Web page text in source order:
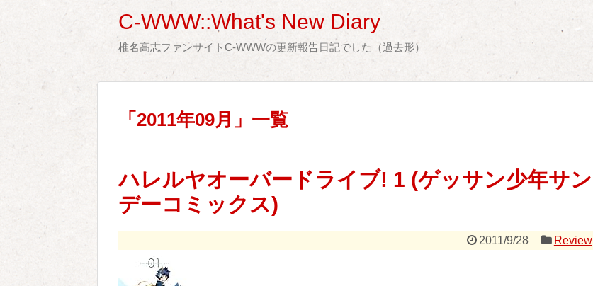
C-WWW::What's New Diary
椎名高志ファンサイトC-WWWの更新報告日記でした（過去形）
「 2011年09月 」 一覧
ハレルヤオーバードライブ! 1 (ゲッサン少年サン
デーコミックス)
2011/9/28 Review